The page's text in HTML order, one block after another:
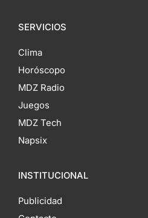
SERVICIOS
Clima
Horóscopo
MDZ Radio
Juegos
MDZ Tech
Napsix
INSTITUCIONAL
Publicidad